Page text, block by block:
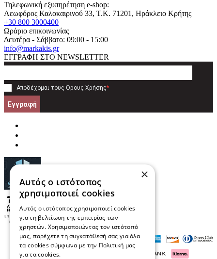
Τηλεφωνική εξυπηρέτηση e-shop:
Λεωφόρος Καλοκαιρινού 33, T.K. 71201, Ηράκλειο Κρήτης
+30 800 3000400
Ωράριο επικοινωνίας
Δευτέρα - Σάββατο: 09:00 - 15:00
info@markakis.gr
ΕΓΓΡΑΦΗ ΣΤΟ NEWSLETTER
Αποδέχομαι τους Όρους Χρήσης*
Εγγραφή
×
Αυτός ο ιστότοπος
χρησιμοποιεί cookies
Αυτός ο ιστότοπος χρησιμοποιεί cookies
για τη βελτίωση της εμπειρίας των
χρηστών. Χρησιμοποιώντας τον ιστότοπό
μας, παρέχετε τη συγκατάθεσή σας για όλα
τα cookies σύμφωνα με την Πολιτική μας
για τα cookies.